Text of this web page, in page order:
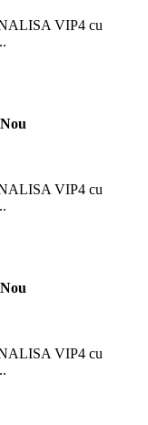
VIP4 cu
Nou
VIP4 cu
Nou
VIP4 cu